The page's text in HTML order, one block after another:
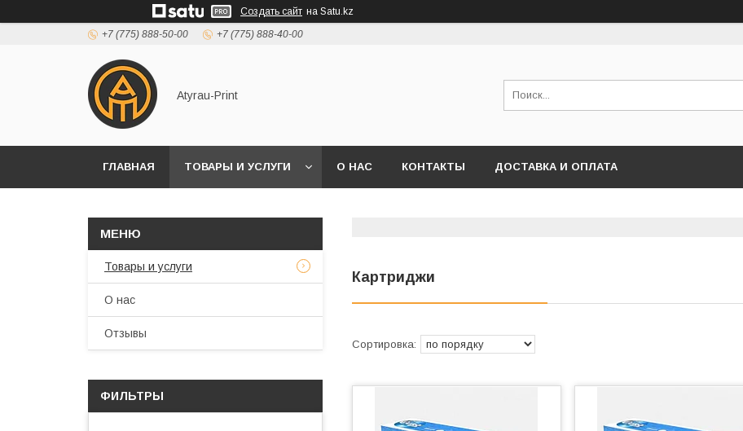
Создать сайт на Satu.kz
+7 (775) 888-50-00 +7 (775) 888-40-00
Atyrau-Print
ГЛАВНАЯ ТОВАРЫ И УСЛУГИ О НАС КОНТАКТЫ ДОСТАВКА И ОПЛАТА
Картриджи
Товары и услуги
О нас
Отзывы
ФИЛЬТРЫ